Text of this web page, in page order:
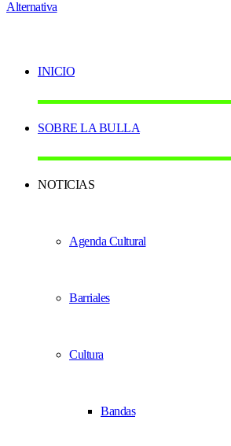
INICIO
SOBRE LA BULLA
NOTICIAS
Agenda Cultural
Barriales
Cultura
Bandas